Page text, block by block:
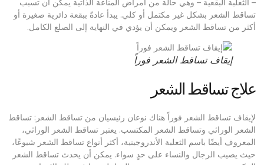
تساقط الشعر بشكل غير مكتمل أو كلي. يبدأ عادةً ببقعة دائرية صغيرة أو
أكثر من تساقط الشعر ويمكن أن يؤدي في النهاية إلى الصلع الكامل.
إيقاف تساقط الشعر فوراً
علاج تساقط الشعر
لإيقاف تساقط الشعر فوراً هناك نوعان رئيسيان من تساقط الشعر: تساقط
الشعر الوراثي وتساقط الشعر المكتسب. يعتبر تساقط الشعر الوراثي،
المعروف أيضًا باسم الثعلبة الأندروجينية، أكثر أنواع تساقط الشعر شيوعًا،
حيث يصيب الرجال والنساء على حدٍ سواء. يمكن أن يحدث تساقط الشعر